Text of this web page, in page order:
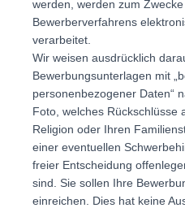
werden, werden zum
Bewerberverfahrens
verarbeitet.
Wir weisen ausdrücklich
Bewerbungsunterlagen mit
personenbezogener Daten“
Foto, welches Rückschlüsse
Religion oder Ihren
einer eventuellen
freier Entscheidung
sind. Sie sollen Ihre
einreichen. Dies hat keine